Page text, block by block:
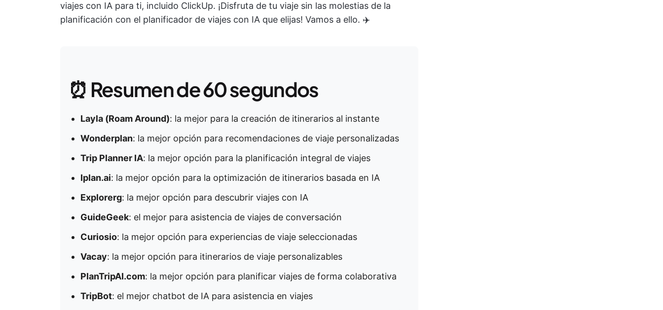
viajes con IA para ti, incluido ClickUp. ¡Disfruta de tu viaje sin las molestias de la
planificación con el planificador de viajes con IA que elijas! Vamos a ello. ✈️
⏰ Resumen de 60 segundos
Layla (Roam Around): la mejor para la creación de itinerarios al instante
Wonderplan: la mejor opción para recomendaciones de viaje personalizadas
Trip Planner IA: la mejor opción para la planificación integral de viajes
Iplan.ai: la mejor opción para la optimización de itinerarios basada en IA
Explorerg: la mejor opción para descubrir viajes con IA
GuideGeek: el mejor para asistencia de viajes de conversación
Curiosio: la mejor opción para experiencias de viaje seleccionadas
Vacay: la mejor opción para itinerarios de viaje personalizables
PlanTripAI.com: la mejor opción para planificar viajes de forma colaborativa
TripBot: el mejor chatbot de IA para asistencia en viajes